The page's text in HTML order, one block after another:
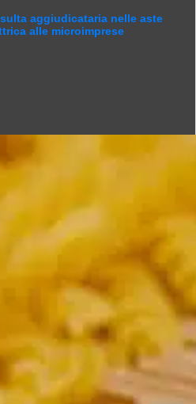
aggiudicataria nelle aste
alle microimprese